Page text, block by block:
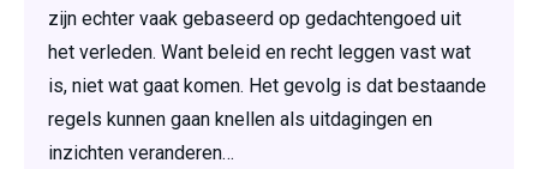
zijn echter vaak gebaseerd op gedachtengoed uit
het verleden. Want beleid en recht leggen vast wat
is, niet wat gaat komen. Het gevolg is dat bestaande
regels kunnen gaan knellen als uitdagingen en
inzichten veranderen…